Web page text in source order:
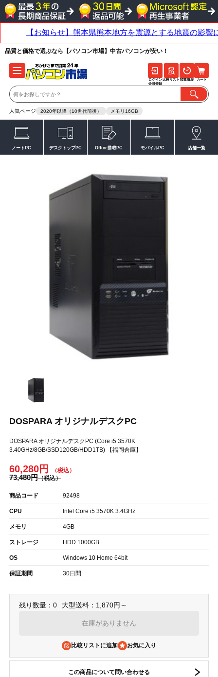
品質と価格で選ぶなら【パソコン市場】中古パソコンが安い！
人気ページ 2020年以降（10世代前後） メモリ16GB
ログイン
会員登録
比較リスト 閲覧履歴 カート
ノートPC デスクトップPC Office搭載PC モバイルPC 店舗一覧
DOSPARA オリジナルデスクPC
DOSPARA オリジナルデスクPC (Core i5 3570K
3.40GHz/8GB/SSD120GB/HDD1TB) 【福岡倉庫】
60,280円
73,480円
商品コード 92498
CPU Intel Core i5 3570K 3.4GHz
メモリ 4GB
ストレージ HDD 1000GB
OS Windows 10 Home 64bit
保証期間 30日間
残り数量：0 大型送料：1,870円～
在庫がありません
比較リストに追加
この商品について問い合わせる